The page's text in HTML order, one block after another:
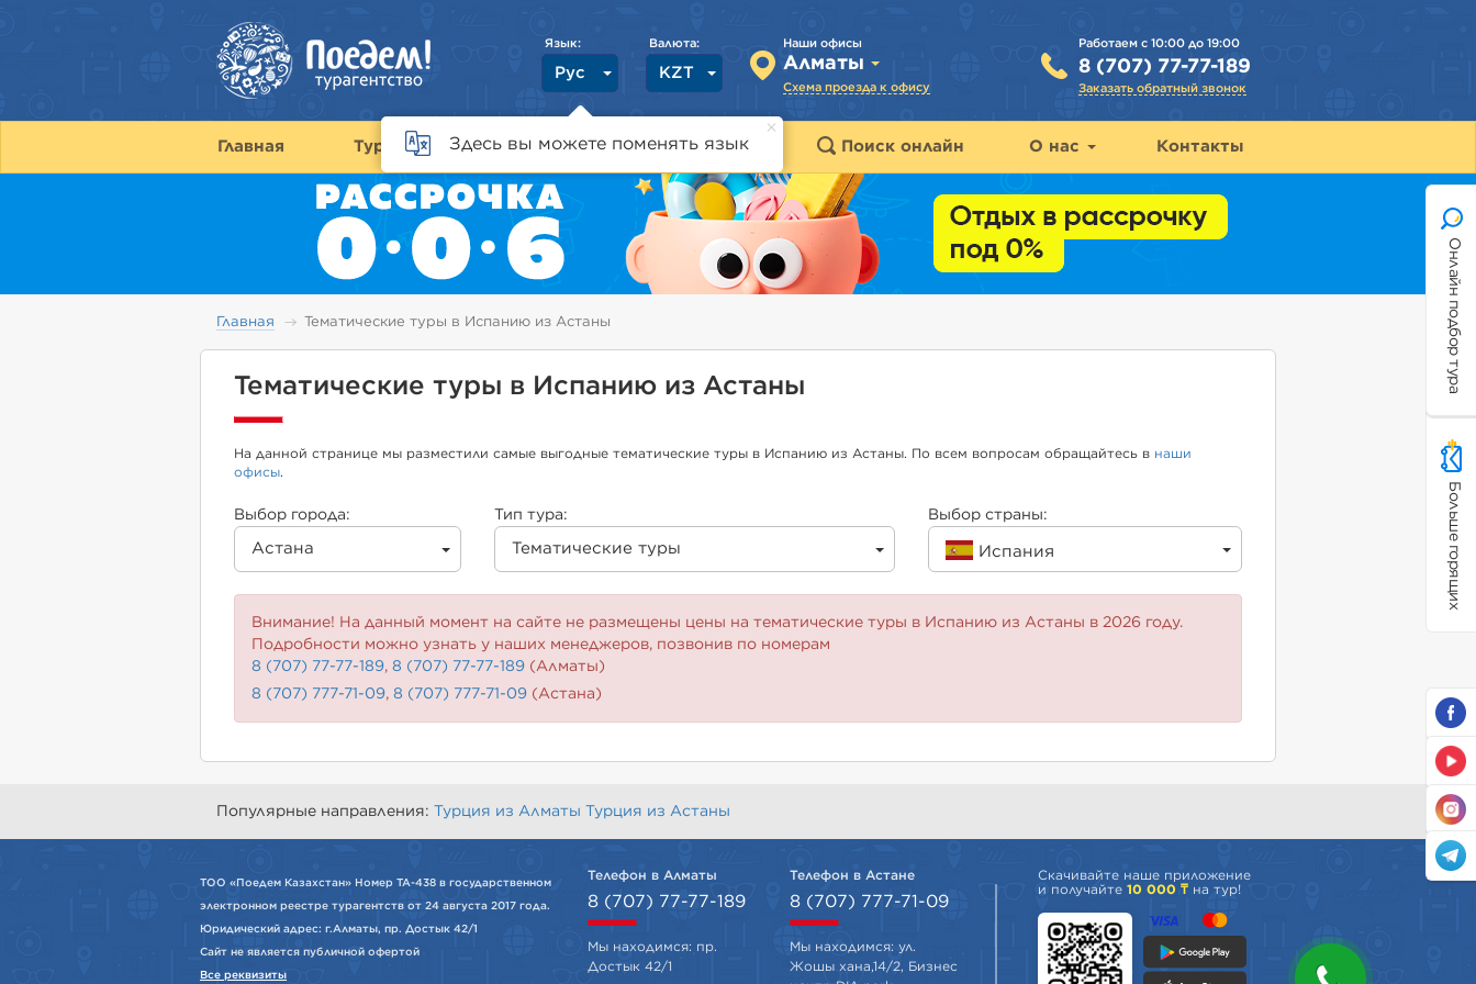
Работаем с 10:00 до 19:00
8 (707) 77-77-189
Заказать обратный звонок
Наши офисы
Алматы
Схема проезда к офису
Валюта:
KZT
Язык:
Рус
Здесь вы можете поменять язык
Главная Туры Страны Горящие туры Поиск онлайн О нас Контакты
Онлайн подбор тура
Больше горящих
Главная Тематические туры в Испанию из Астаны
Тематические туры в Испанию из Астаны
На данной странице мы разместили самые выгодные тематические туры в Испанию из Астаны. По всем вопросам обращайтесь в наши
офисы.
Выбор города:
Астана
Тип тура:
Тематические туры
Выбор страны:
Испания
Внимание! На данный момент на сайте не размещены цены на тематические туры в Испанию из Астаны в 2026 году.
Подробности можно узнать у наших менеджеров, позвонив по номерам
8 (707) 77-77-189, 8 (707) 77-77-189 (Алматы)
8 (707) 777-71-09, 8 (707) 777-71-09 (Астана)
Популярные направления: Турция из Алматы Турция из Астаны
ТОО «Поедем Казахстан» Номер ТА-438 в государственном
электронном реестре турагентств от 24 августа 2017 года.
Юридический адрес: г.Алматы, пр. Достык 42/1
Сайт не является публичной офертой
Все реквизиты
Телефон в Алматы
8 (707) 77-77-189
Мы находимся: пр.
Достык 42/1
Телефон в Астане
8 (707) 777-71-09
Мы находимся: ул.
Жошы хана,14/2, Бизнес
Скачивайте наше приложение
и получайте10 000 ₸ на тур!